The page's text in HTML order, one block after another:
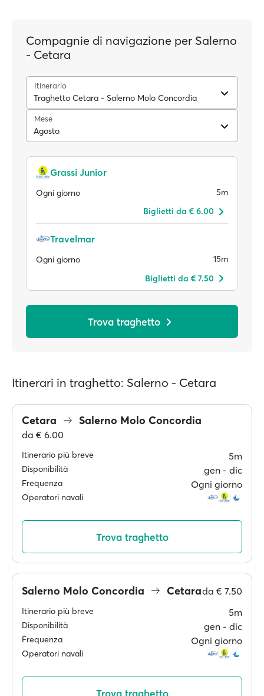
Compagnie di navigazione per Salerno
- Cetara
Itinerario
Traghetto Cetara - Salerno Molo Concordia
Mese
Agosto
Grassi Junior
Ogni giorno
5m
Biglietti da € 6.00
Travelmar
Ogni giorno
15m
Biglietti da € 7.50
Trova traghetto
Itinerari in traghetto: Salerno - Cetara
Cetara Salerno Molo Concordia
da € 6.00
Itinerario più breve 5m
Disponibilità gen ‐ dic
Frequenza Ogni giorno
Operatori navali
Trova traghetto
Salerno Molo Concordia Cetarada € 7.50
Itinerario più breve 5m
Disponibilità gen ‐ dic
Frequenza Ogni giorno
Operatori navali
Trova traghetto